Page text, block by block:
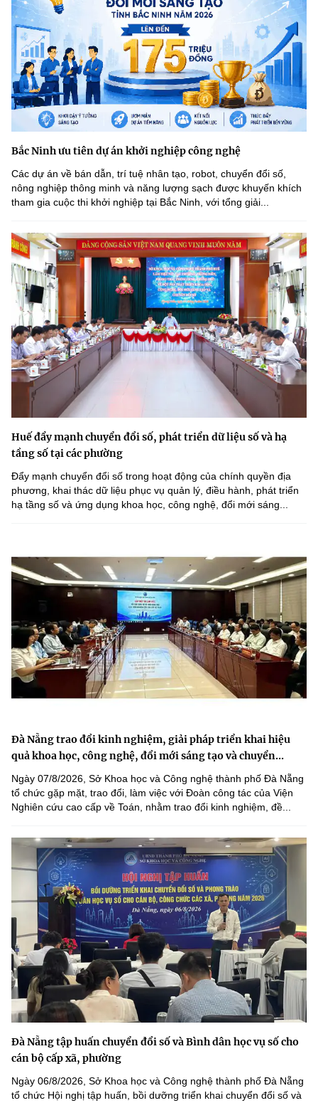
Bắc Ninh ưu tiên dự án khởi nghiệp công nghệ
Các dự án về bán dẫn, trí tuệ nhân tạo, robot, chuyển đổi số,
nông nghiệp thông minh và năng lượng sạch được khuyến khích
tham gia cuộc thi khởi nghiệp tại Bắc Ninh, với tổng giải...
Huế đẩy mạnh chuyển đổi số, phát triển dữ liệu số và hạ
tầng số tại các phường
Đẩy mạnh chuyển đổi số trong hoạt động của chính quyền địa
phương, khai thác dữ liệu phục vụ quản lý, điều hành, phát triển
hạ tầng số và ứng dụng khoa học, công nghệ, đổi mới sáng...
Đà Nẵng trao đổi kinh nghiệm, giải pháp triển khai hiệu
quả khoa học, công nghệ, đổi mới sáng tạo và chuyển...
Ngày 07/8/2026, Sở Khoa học và Công nghệ thành phố Đà Nẵng
tổ chức gặp mặt, trao đổi, làm việc với Đoàn công tác của Viện
Nghiên cứu cao cấp về Toán, nhằm trao đổi kinh nghiệm, đề...
Đà Nẵng tập huấn chuyển đổi số và Bình dân học vụ số cho
cán bộ cấp xã, phường
Ngày 06/8/2026, Sở Khoa học và Công nghệ thành phố Đà Nẵng
tổ chức Hội nghị tập huấn, bồi dưỡng triển khai chuyển đổi số và